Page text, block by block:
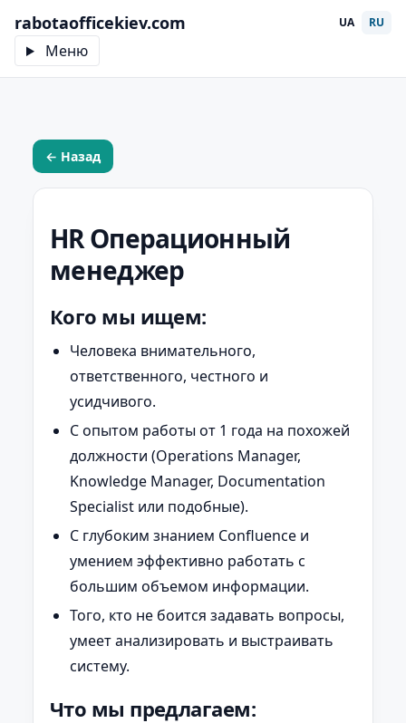
rabotaofficekiev.com
Меню
UA RU
← Назад
HR Операционный
менеджер
Кого мы ищем:
Человека внимательного,
ответственного, честного и
усидчивого.
С опытом работы от 1 года на похожей
должности (Operations Manager,
Knowledge Manager, Documentation
Specialist или подобные).
С глубоким знанием Confluence и
умением эффективно работать с
большим объемом информации.
Того, кто не боится задавать вопросы,
умеет анализировать и выстраивать
систему.
Что мы предлагаем: